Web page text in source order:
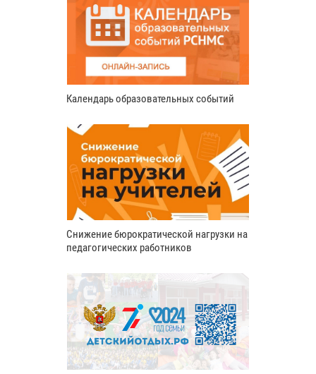
Календарь образовательных событий
Снижение бюрократической нагрузки на
педагогических работников